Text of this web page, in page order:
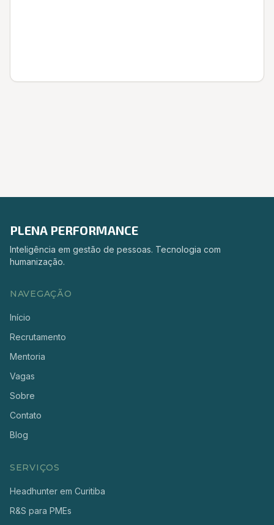
PLENA PERFORMANCE
Inteligência em gestão de pessoas. Tecnologia com
humanização.
NAVEGAÇÃO
Início
Recrutamento
Mentoria
Vagas
Sobre
Contato
Blog
SERVIÇOS
Headhunter em Curitiba
R&S para PMEs